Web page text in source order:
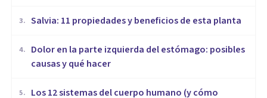
3. Salvia: 11 propiedades y beneficios de esta planta
4.
Dolor en la parte izquierda del estómago: posibles
causas y qué hacer
5. Los 12 sistemas del cuerpo humano (y cómo